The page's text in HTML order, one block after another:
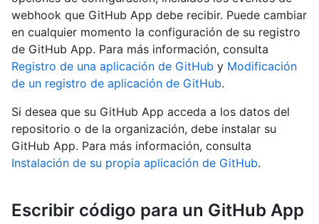
webhook que GitHub App debe recibir. Puede cambiar
en cualquier momento la configuración de su registro
de GitHub App. Para más información, consulta
Registro de una aplicación de GitHub y Modificación
de un registro de aplicación de GitHub.
Si desea que su GitHub App acceda a los datos del
repositorio o de la organización, debe instalar su
GitHub App. Para más información, consulta
Instalación de su propia aplicación de GitHub.
Escribir código para un GitHub App